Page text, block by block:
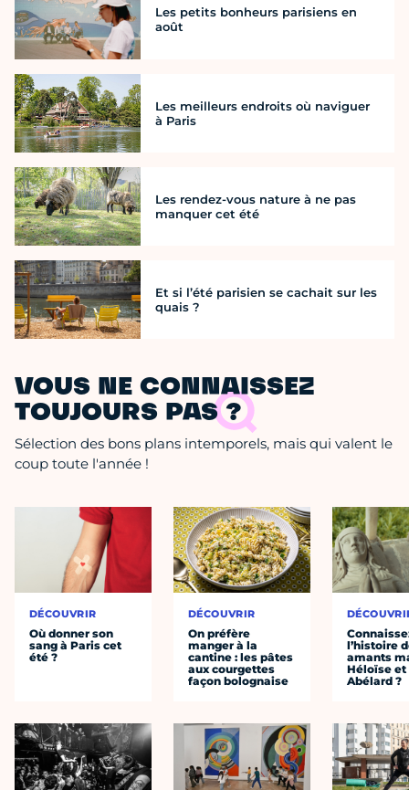
Les petits bonheurs parisiens en
août
Les meilleurs endroits où naviguer
à Paris
Les rendez-vous nature à ne pas
manquer cet été
Et si l’été parisien se cachait sur les
quais ?
VOUS NE CONNAISSEZ
TOUJOURS PAS ?
Sélection des bons plans intemporels, mais qui valent le
coup toute l'année !
DÉCOUVRIR
Où donner son
sang à Paris cet
été ?
DÉCOUVRIR
On préfère
manger à la
cantine : les pâtes
aux courgettes
façon bolognaise
l’histoire
amants
Héloïse et
Abélard ?